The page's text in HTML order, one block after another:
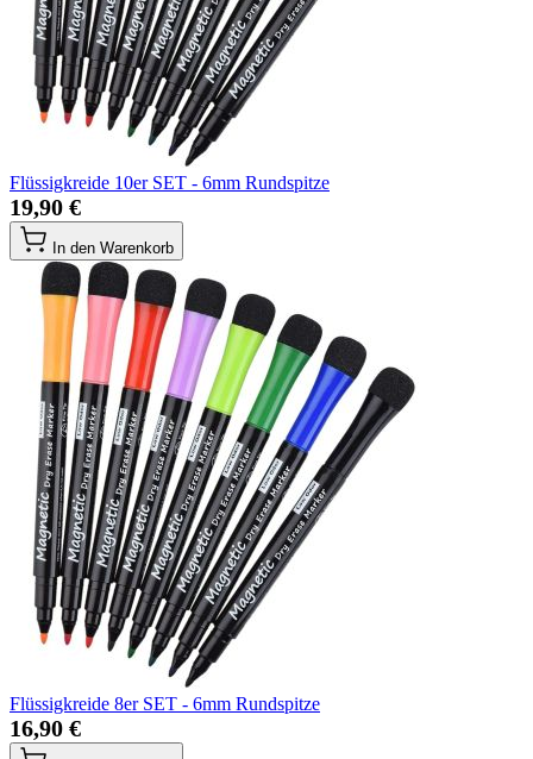
Flüssigkreide 10er SET - 6mm Rundspitze
19,90 €
In den Warenkorb
Flüssigkreide 8er SET - 6mm Rundspitze
16,90 €